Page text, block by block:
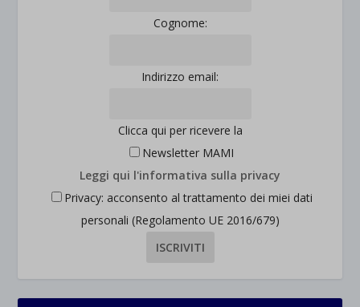
Cognome:
Indirizzo email:
Clicca qui per ricevere la
Newsletter MAMI
Leggi qui l'informativa sulla privacy
Privacy: acconsento al trattamento dei miei dati
personali (Regolamento UE 2016/679)